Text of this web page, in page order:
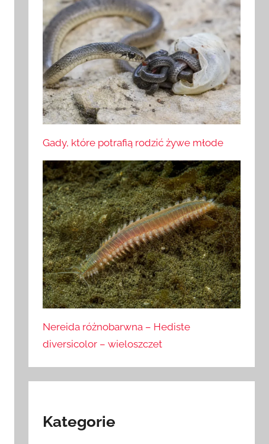
Gady, które potrafią rodzić żywe młode
Nereida różnobarwna – Hediste
diversicolor – wieloszczet
Kategorie